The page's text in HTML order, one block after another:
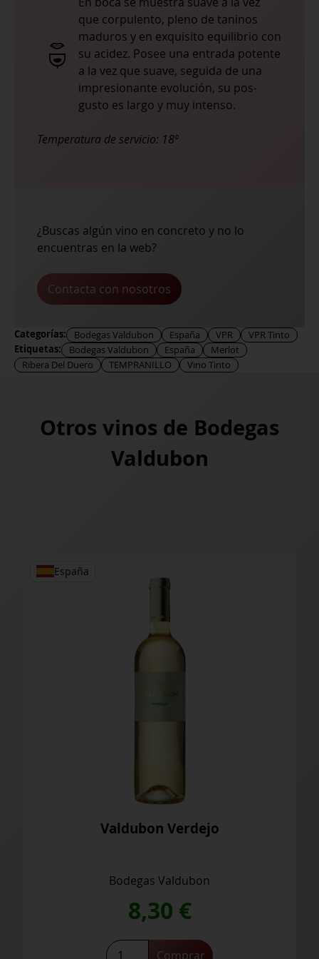
que corpulento, pleno de taninos
maduros y en exquisito equilibrio con
su acidez. Posee una entrada potente
a la vez que suave, seguida de una
impresionante evolución, su pos-
gusto es largo y muy intenso.
Temperatura de servicio: 18º
¿Buscas algún vino en concreto y no lo
encuentras en la web?
Contacta con nosotros
Categorías: Bodegas Valdubon España VPR VPR Tinto
Etiquetas: Bodegas Valdubon España
Merlot
Ribera Del Duero
TEMPRANILLO Vino Tinto
Otros vinos de Bodegas
Valdubon
España
Valdubon Reserva
Bodegas Valdubon
27,70
Saber más